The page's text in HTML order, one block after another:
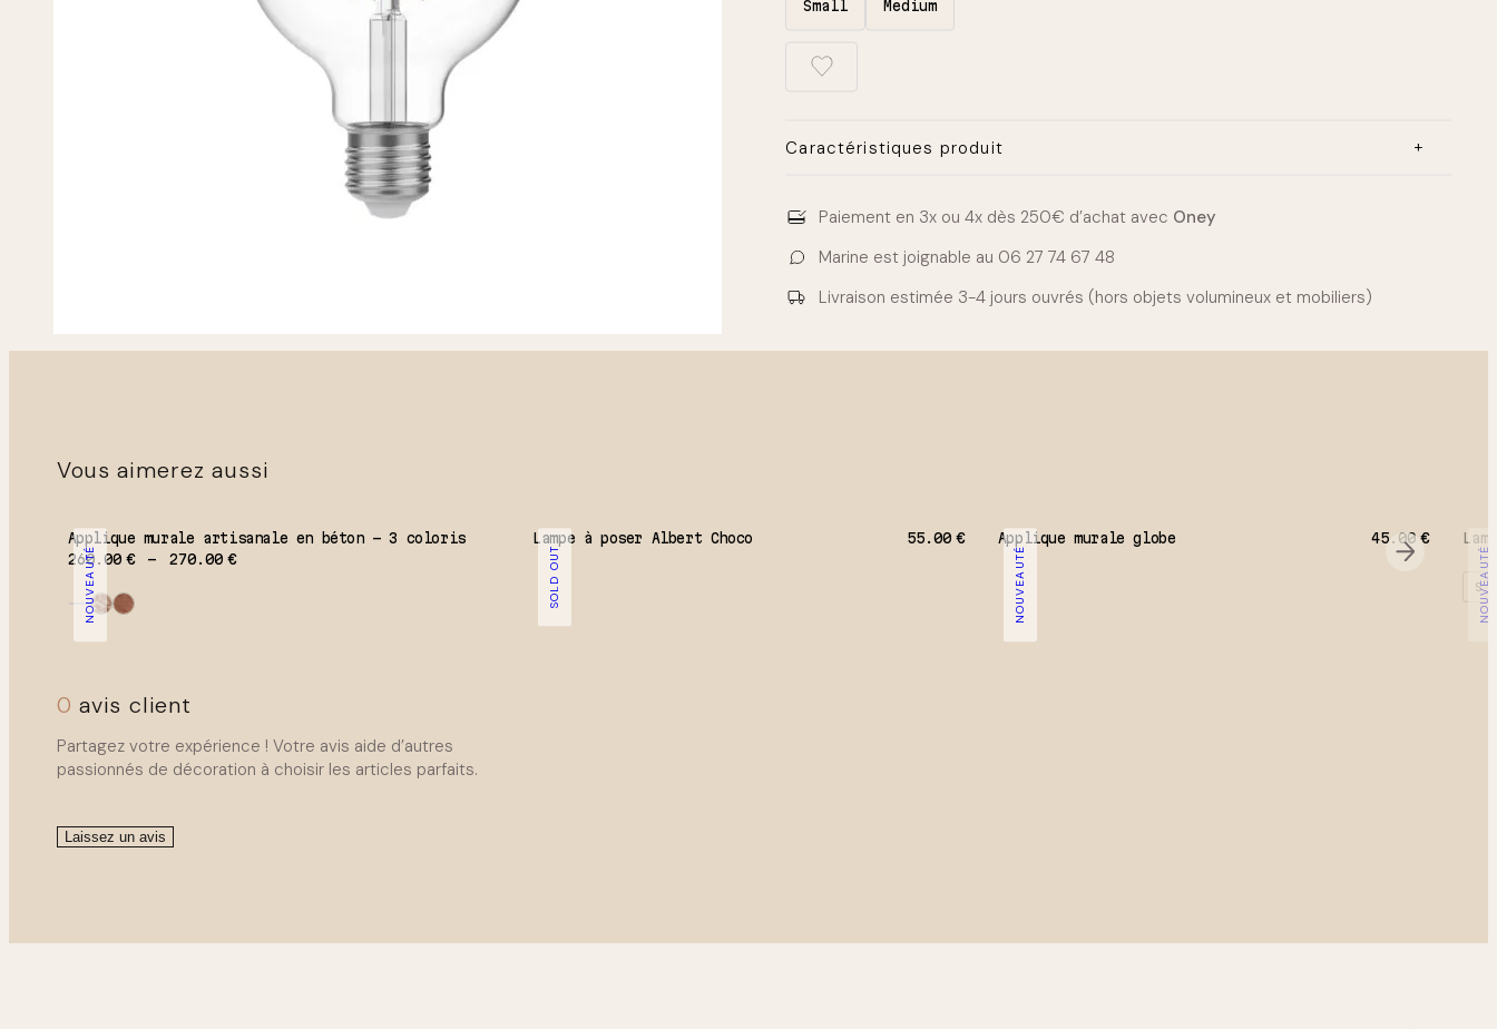
Small Medium
Caractéristiques produit
Culot: E27
Small : D45 mm x 80 mm
Medium : D95 mm x 135 mm
Watts: 4 W
Paiement en 3x ou 4x dès 250€ d’achat avec Oney
Marine est joignable au 06 27 74 67 48
Livraison estimée 3-4 jours ouvrés (hors objets volumineux et mobiliers)
Vous aimerez aussi
NOUVEAUTÉ
Applique murale artisanale en béton – 3 coloris
260.00 € 270.00 €Plage de prix : 260.00 € à 270.00 € SOLD OUT
Lampe à poser Albert Choco 55.00 €
NOUVEAUTÉ
Applique murale globe 45.00€
NOUVEAUTÉ
S
0 avis client
Partagez votre expérience ! Votre avis aide d’autres
passionnés de décoration à choisir les articles parfaits.
Laissez un avis